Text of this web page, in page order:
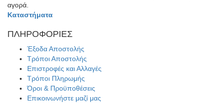
αγορά.
Καταστήματα
ΠΛΗΡΟΦΟΡΙΕΣ
Έξοδα Αποστολής
Τρόποι Αποστολής
Επιστροφές και Αλλαγές
Τρόποι Πληρωμής
Όροι & Προϋποθέσεις
Επικοινωνήστε μαζί μας